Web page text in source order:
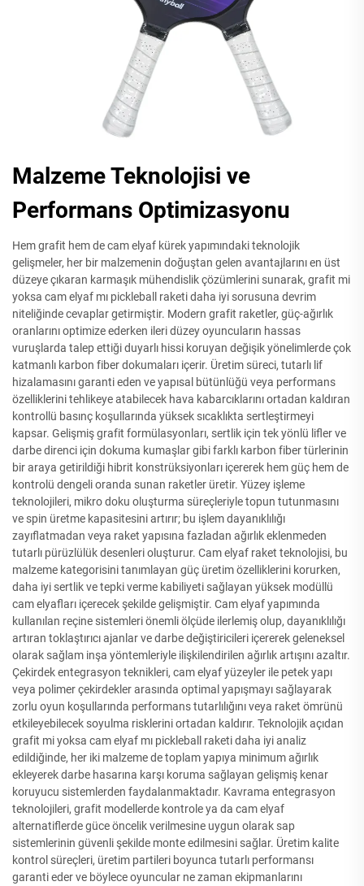
Malzeme Teknolojisi ve
Performans Optimizasyonu
Hem grafit hem de cam elyaf kürek yapımındaki teknolojik
gelişmeler, her bir malzemenin doğuştan gelen avantajlarını en üst
düzeye çıkaran karmaşık mühendislik çözümlerini sunarak, grafit mi
yoksa cam elyaf mı pickleball raketi daha iyi sorusuna devrim
niteliğinde cevaplar getirmiştir. Modern grafit raketler, güç-ağırlık
oranlarını optimize ederken ileri düzey oyuncuların hassas
vuruşlarda talep ettiği duyarlı hissi koruyan değişik yönelimlerde çok
katmanlı karbon fiber dokumaları içerir. Üretim süreci, tutarlı lif
hizalamasını garanti eden ve yapısal bütünlüğü veya performans
özelliklerini tehlikeye atabilecek hava kabarcıklarını ortadan kaldıran
kontrollü basınç koşullarında yüksek sıcaklıkta sertleştirmeyi
kapsar. Gelişmiş grafit formülasyonları, sertlik için tek yönlü lifler ve
darbe direnci için dokuma kumaşlar gibi farklı karbon fiber türlerinin
bir araya getirildiği hibrit konstrüksiyonları içererek hem güç hem de
kontrolü dengeli oranda sunan raketler üretir. Yüzey işleme
teknolojileri, mikro doku oluşturma süreçleriyle topun tutunmasını
ve spin üretme kapasitesini artırır; bu işlem dayanıklılığı
zayıflatmadan veya raket yapısına fazladan ağırlık eklenmeden
tutarlı pürüzlülük desenleri oluşturur. Cam elyaf raket teknolojisi, bu
malzeme kategorisini tanımlayan güç üretim özelliklerini korurken,
daha iyi sertlik ve tepki verme kabiliyeti sağlayan yüksek modüllü
cam elyafları içerecek şekilde gelişmiştir. Cam elyaf yapımında
kullanılan reçine sistemleri önemli ölçüde ilerlemiş olup, dayanıklılığı
artıran toklaştırıcı ajanlar ve darbe değiştiricileri içererek geleneksel
olarak sağlam inşa yöntemleriyle ilişkilendirilen ağırlık artışını azaltır.
Çekirdek entegrasyon teknikleri, cam elyaf yüzeyler ile petek yapı
veya polimer çekirdekler arasında optimal yapışmayı sağlayarak
zorlu oyun koşullarında performans tutarlılığını veya raket ömrünü
etkileyebilecek soyulma risklerini ortadan kaldırır. Teknolojik açıdan
grafit mi yoksa cam elyaf mı pickleball raketi daha iyi analiz
edildiğinde, her iki malzeme de toplam yapıya minimum ağırlık
ekleyerek darbe hasarına karşı koruma sağlayan gelişmiş kenar
koruyucu sistemlerden faydalanmaktadır. Kavrama entegrasyon
teknolojileri, grafit modellerde kontrole ya da cam elyaf
alternatiflerde güce öncelik verilmesine uygun olarak sap
sistemlerinin güvenli şekilde monte edilmesini sağlar. Üretim kalite
kontrol süreçleri, üretim partileri boyunca tutarlı performansı
garanti eder ve böylece oyuncular ne zaman ekipmanlarını